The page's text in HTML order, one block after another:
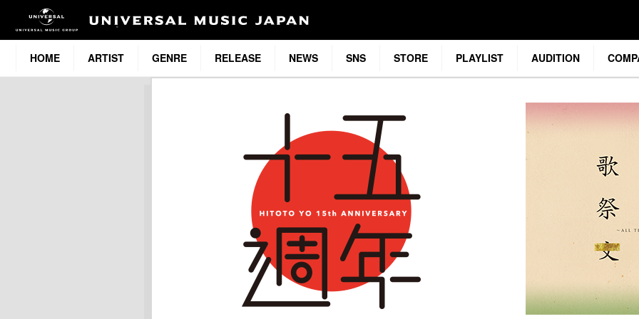
HOME ARTIST GENRE RELEASE NEWS SNS STORE PLAYLIST AUDITION